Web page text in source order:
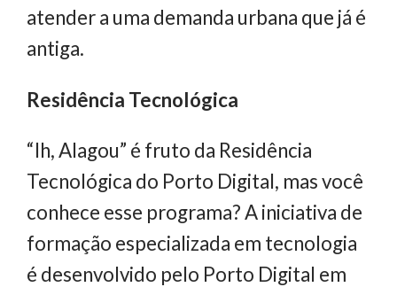
atender a uma demanda urbana que já é
antiga.
Residência Tecnológica
“Ih, Alagou” é fruto da Residência
Tecnológica do Porto Digital, mas você
conhece esse programa? A iniciativa de
formação especializada em tecnologia
é desenvolvido pelo Porto Digital em